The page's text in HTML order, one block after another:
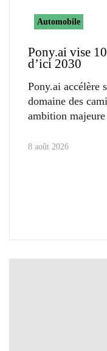
Automobile
Pony.ai vise
d’ici 2030
Pony.ai accélère
domaine des
ambition
8 août 2026